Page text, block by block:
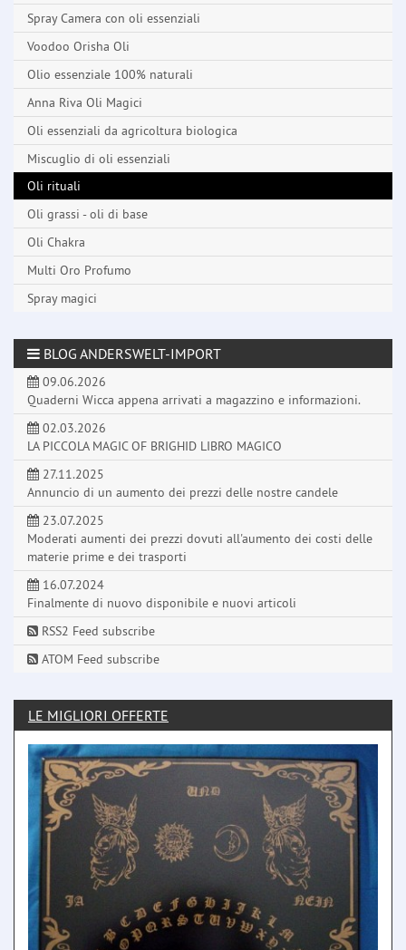
Spray Camera con oli essenziali
Voodoo Orisha Oli
Olio essenziale 100% naturali
Anna Riva Oli Magici
Oli essenziali da agricoltura biologica
Miscuglio di oli essenziali
Oli rituali
Oli grassi - oli di base
Oli Chakra
Multi Oro Profumo
Spray magici
BLOG ANDERSWELT-IMPORT
09.06.2026
Quaderni Wicca appena arrivati a magazzino e informazioni.
02.03.2026
LA PICCOLA MAGIC OF BRIGHID LIBRO MAGICO
27.11.2025
Annuncio di un aumento dei prezzi delle nostre candele
23.07.2025
Moderati aumenti dei prezzi dovuti all'aumento dei costi delle
materie prime e dei trasporti
16.07.2024
Finalmente di nuovo disponibile e nuovi articoli
RSS2 Feed subscribe
ATOM Feed subscribe
LE MIGLIORI OFFERTE